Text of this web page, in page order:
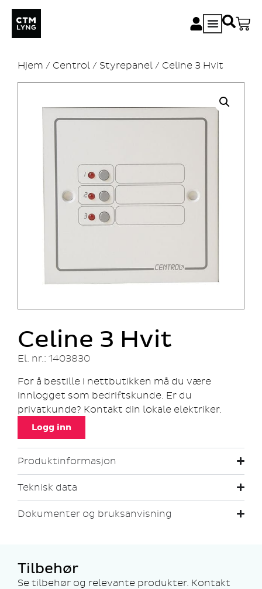
Hjem / Centrol / Styrepanel / Celine 3 Hvit
Celine 3 Hvit
El. nr.: 1403830
For å bestille i nettbutikken må du være
innlogget som bedriftskunde. Er du
privatkunde? Kontakt din lokale elektriker.
Logg inn
Produktinformasjon
Teknisk data
Dokumenter og bruksanvisning
Tilbehør
Se tilbehør og relevante produkter. Kontakt